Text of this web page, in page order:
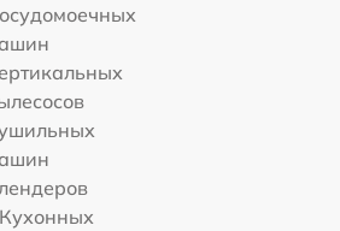
Кухонных